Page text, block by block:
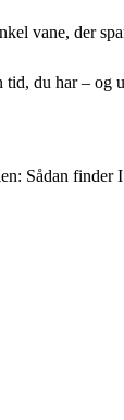
vane, der
du har – og
Sådan finder